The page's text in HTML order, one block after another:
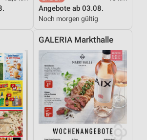
Angebote ab 03.08.
Noch morgen gültig
GALERIA Markthalle
zur Personalisierung
zur Auswahl
von Inhalten
durch Statistiken oder
Daten aus verschiedenen